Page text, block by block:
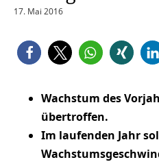
17. Mai 2016
Wachstum des
übertroffen.
Im laufenden Jahr